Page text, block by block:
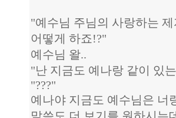
"예수님 주님의 사랑하는
어떻게 하죠!?"
예수님 왈..
"난 지금도 예나랑 같이 있
"???"
예나야 지금도 예수님은 너